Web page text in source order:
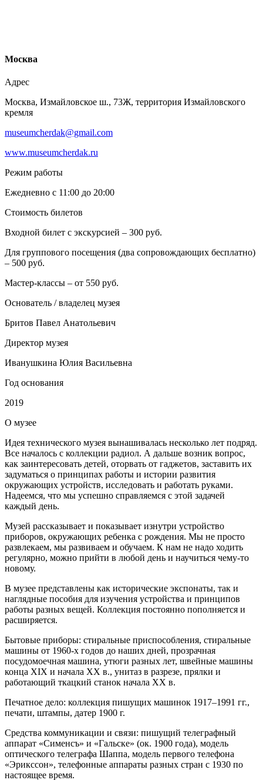
Москва
Адрес
Москва, Измайловское ш., 73Ж, территория Измайловского
кремля
museumcherdak@gmail.com
www.museumcherdak.ru
Режим работы
Ежедневно с 11:00 до 20:00
Стоимость билетов
Входной билет с экскурсией – 300 руб.
Для группового посещения (два сопровождающих бесплатно)
– 500 руб.
Мастер-классы – от 550 руб.
Основатель / владелец музея
Бритов Павел Анатольевич
Директор музея
Иванушкина Юлия Васильевна
Год основания
2019
О музее
Идея технического музея вынашивалась несколько лет подряд.
Все началось с коллекции радиол. А дальше возник вопрос,
как заинтересовать детей, оторвать от гаджетов, заставить их
задуматься о принципах работы и истории развития
окружающих устройств, исследовать и работать руками.
Надеемся, что мы успешно справляемся с этой задачей
каждый день.
Музей рассказывает и показывает изнутри устройство
приборов, окружающих ребенка с рождения. Мы не просто
развлекаем, мы развиваем и обучаем. К нам не надо ходить
регулярно, можно прийти в любой день и научиться чему-то
новому.
В музее представлены как исторические экспонаты, так и
наглядные пособия для изучения устройства и принципов
работы разных вещей. Коллекция постоянно пополняется и
расширяется.
Бытовые приборы: стиральные приспособления, стиральные
машины от 1960-х годов до наших дней, прозрачная
посудомоечная машина, утюги разных лет, швейные машины
конца XIX и начала ХХ в., унитаз в разрезе, прялки и
работающий ткацкий станок начала ХХ в.
Печатное дело: коллекция пишущих машинок 1917–1991 гг.,
печати, штампы, датер 1900 г.
Средства коммуникации и связи: пишущий телеграфный
аппарат «Сименсъ» и «Гальске» (ок. 1900 года), модель
оптического телеграфа Шаппа, модель первого телефона
«Эрикссон», телефонные аппараты разных стран с 1930 по
настоящее время.